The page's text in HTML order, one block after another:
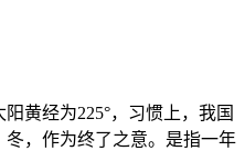
黄经为225°，习惯上，我国
，作为终了之意。是指一年